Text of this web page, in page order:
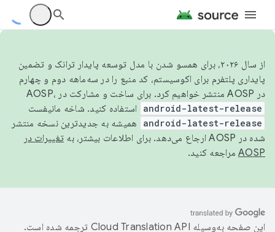
از سال ۲۰۲۶، برای همسو شدن با مدل توسعه پایدار ترانک و تضمین
پایداری پلتفرم برای اکوسیستم، کد منبع را در سه‌ماهه دوم و چهارم
در AOSP منتشر خواهیم کرد. برای ساخت و مشارکت در AOSP،
android-latest-release استفاده کنید. شاخه مانیفست
android-latest-release
همیشه به جدیدترین نسخه منتشر
شده در AOSP ارجاع می‌دهد. برای اطلاعات بیشتر، به
تغییرات در
AOSP مراجعه کنید.
این صفحه به‌وسیله ترجمه شده است.